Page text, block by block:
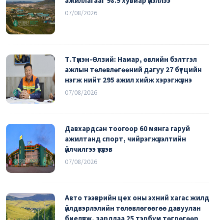
07/08/2026
Т.Түмэн-Өлзий: Намар, өвлийн бэлтгэл
ажлын төлөвлөгөөний дагуу 27 бүтцийн
нэгж нийт 295 ажил хийж хэрэгжүүлнэ
07/08/2026
Давхардсан тоогоор 60 мянга гаруй
ажилтанд спорт, чийрэгжүүлэлтийн
үйлчилгээ үзүүлэв
07/08/2026
Авто тээврийн цех оны эхний хагас жилд
үйлдвэрлэлийн төлөвлөгөөгөө давуулан